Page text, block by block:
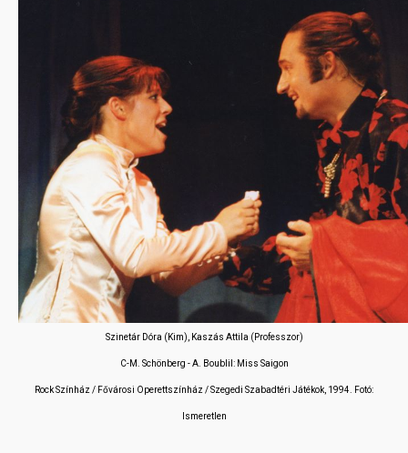
Szinetár Dóra (Kim), Kaszás Attila (Professzor)
C-M. Schönberg - A. Boublil: Miss Saigon
Rock Színház / Fővárosi Operettszínház / Szegedi Szabadtéri Játékok, 1994. Fotó:
Ismeretlen